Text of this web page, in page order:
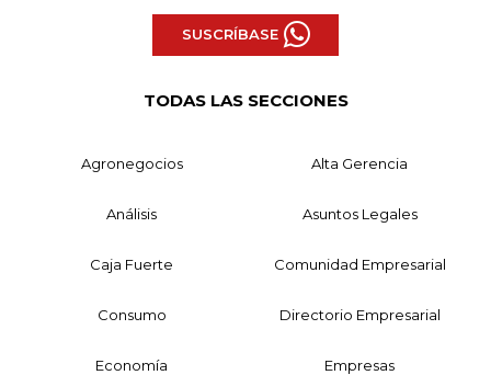
SUSCRÍBASE
TODAS LAS SECCIONES
Agronegocios Alta Gerencia
Análisis Asuntos Legales
Caja Fuerte Comunidad Empresarial
Consumo Directorio Empresarial
Economía Empresas